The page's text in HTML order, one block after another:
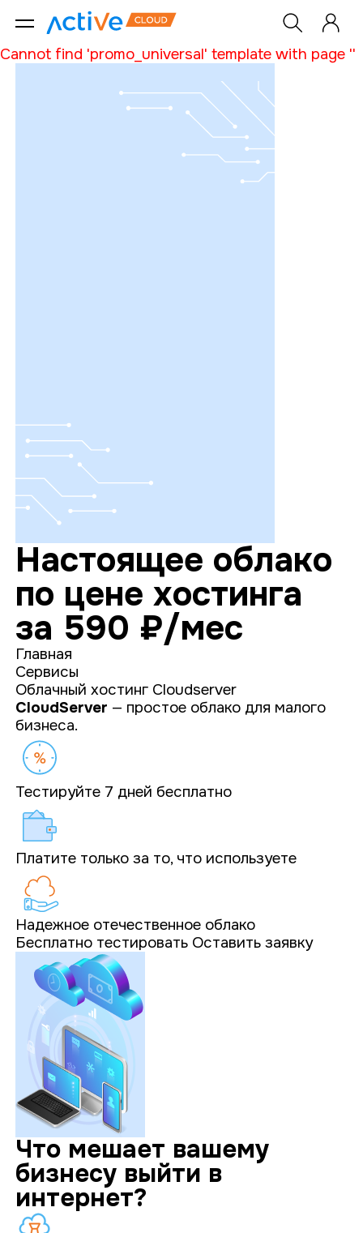
Cannot find 'promo_universal' template with page ''
Настоящее облако
по цене хостинга
за 590 ₽/мес
Главная
Сервисы
Облачный хостинг Cloudserver
CloudServer — простое облако для малого
бизнеса.
Тестируйте 7 дней бесплатно
Платите только за то, что используете
Надежное отечественное облако
Бесплатно тестировать Оставить заявку
Что мешает вашему
бизнесу выйти в
интернет?